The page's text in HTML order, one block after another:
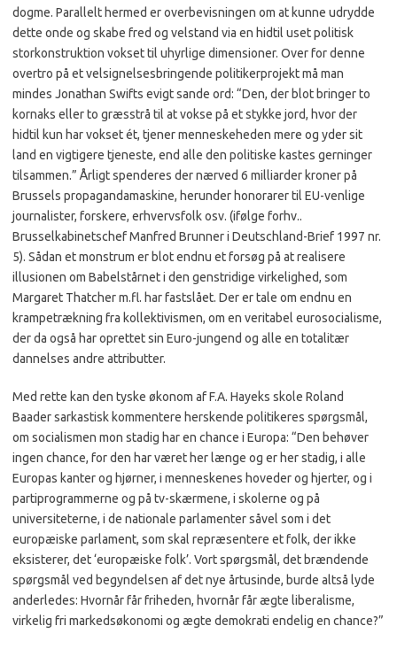
dogme. Parallelt hermed er overbevisningen om at kunne udrydde
dette onde og skabe fred og velstand via en hidtil uset politisk
storkonstruktion vokset til uhyrlige dimensioner. Over for denne
overtro på et velsignelsesbringende politikerprojekt må man
mindes Jonathan Swifts evigt sande ord: “Den, der blot bringer to
kornaks eller to græsstrå til at vokse på et stykke jord, hvor der
hidtil kun har vokset ét, tjener menneskeheden mere og yder sit
land en vigtigere tjeneste, end alle den politiske kastes gerninger
tilsammen.” Årligt spenderes der nærved 6 milliarder kroner på
Brussels propagandamaskine, herunder honorarer til EU-venlige
journalister, forskere, erhvervsfolk osv. (ifølge forhv..
Brusselkabinetschef Manfred Brunner i Deutschland-Brief 1997 nr.
5). Sådan et monstrum er blot endnu et forsøg på at realisere
illusionen om Babelstårnet i den genstridige virkelighed, som
Margaret Thatcher m.fl. har fastslået. Der er tale om endnu en
krampetrækning fra kollektivismen, om en veritabel eurosocialisme,
der da også har oprettet sin Euro-jungend og alle en totalitær
dannelses andre attributter.
Med rette kan den tyske økonom af F.A. Hayeks skole Roland
Baader sarkastisk kommentere herskende politikeres spørgsmål,
om socialismen mon stadig har en chance i Europa: “Den behøver
ingen chance, for den har været her længe og er her stadig, i alle
Europas kanter og hjørner, i menneskenes hoveder og hjerter, og i
partiprogrammerne og på tv-skærmene, i skolerne og på
universiteterne, i de nationale parlamenter såvel som i det
europæiske parlament, som skal repræsentere et folk, der ikke
eksisterer, det ‘europæiske folk’. Vort spørgsmål, det brændende
spørgsmål ved begyndelsen af det nye årtusinde, burde altså lyde
anderledes: Hvornår får friheden, hvornår får ægte liberalisme,
virkelig fri markedsøkonomi og ægte demokrati endelig en chance?”